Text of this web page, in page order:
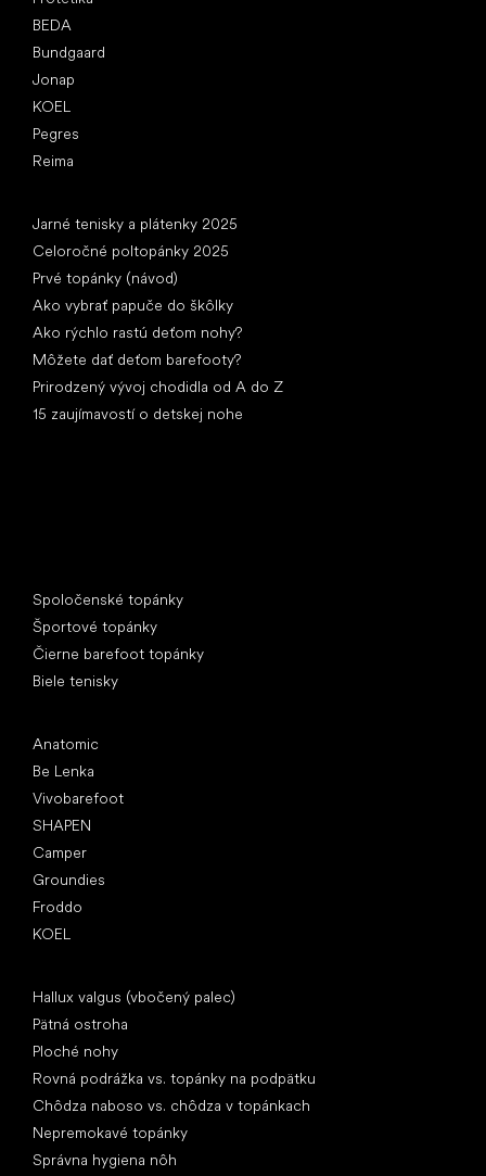
BEDA
Bundgaard
Jonap
KOEL
Pegres
Reima
Jarné tenisky a plátenky 2025
Celoročné poltopánky 2025
Prvé topánky (návod)
Ako vybrať papuče do škôlky
Ako rýchlo rastú deťom nohy?
Môžete dať deťom barefooty?
Prirodzený vývoj chodidla od A do Z
15 zaujímavostí o detskej nohe
Spoločenské topánky
Športové topánky
Čierne barefoot topánky
Biele tenisky
Anatomic
Be Lenka
Vivobarefoot
SHAPEN
Camper
Groundies
Froddo
KOEL
Hallux valgus (vbočený palec)
Pätná ostroha
Ploché nohy
Rovná podrážka vs. topánky na podpätku
Chôdza naboso vs. chôdza v topánkach
Nepremokavé topánky
Správna hygiena nôh